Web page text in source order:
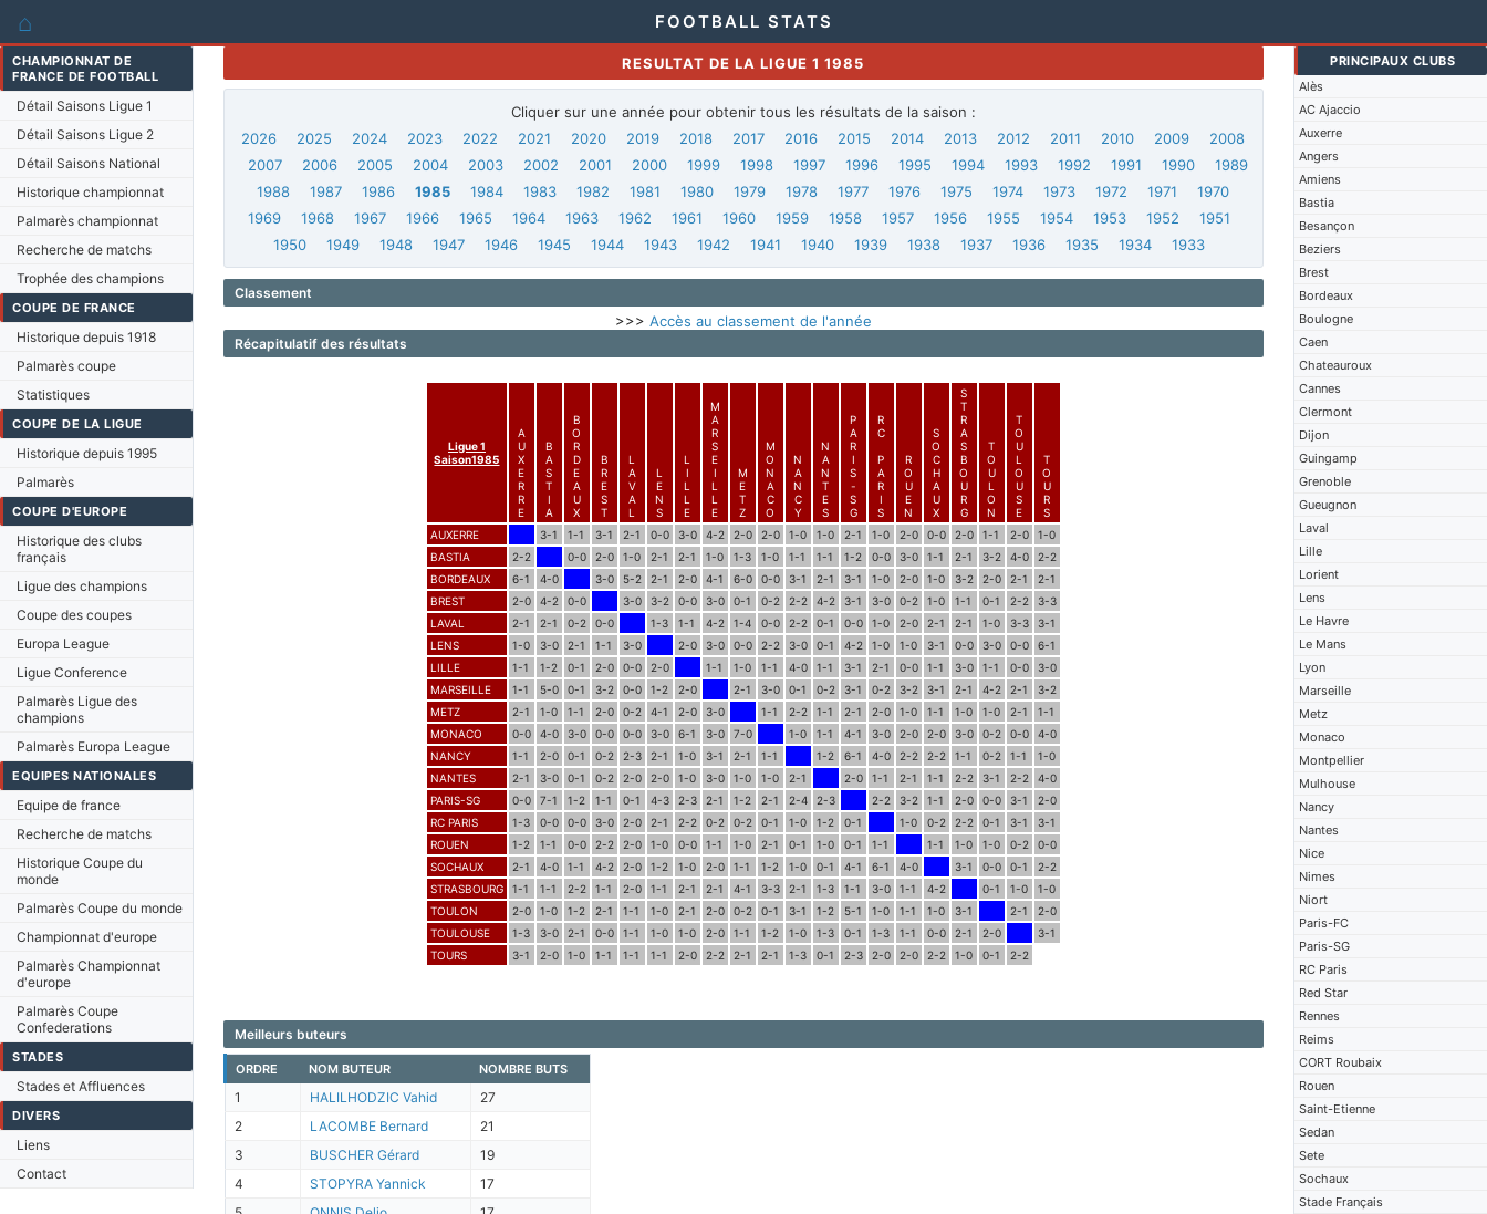
⌂ FOOTBALL STATS
CHAMPIONNAT DE
FRANCE DE FOOTBALL
Détail Saisons Ligue 1
Détail Saisons Ligue 2
Détail Saisons National
Historique championnat
Palmarès championnat
Recherche de matchs
Trophée des champions
COUPE DE FRANCE
Historique depuis 1918
Palmarès coupe
Statistiques
COUPE DE LA LIGUE
Historique depuis 1995
Palmarès
COUPE D'EUROPE
Historique des clubs
français
Ligue des champions
Coupe des coupes
Europa League
Ligue Conference
Palmarès Ligue des
champions
Palmarès Europa League
EQUIPES NATIONALES
Equipe de france
Recherche de matchs
Historique Coupe du
monde
Palmarès Coupe du monde
Championnat d'europe
Palmarès Championnat
d'europe
Palmarès Coupe
Confederations
STADES
Stades et Affluences
DIVERS
Liens
Contact
PRINCIPAUX CLUBS
Alès
AC Ajaccio
Auxerre
Angers
Amiens
Bastia
Besançon
Beziers
Brest
Bordeaux
Boulogne
Caen
Chateauroux
Cannes
Clermont
Dijon
Guingamp
Grenoble
Gueugnon
Laval
Lille
Lorient
Lens
Le Havre
Le Mans
Lyon
Marseille
Metz
Monaco
Montpellier
Mulhouse
Nancy
Nantes
Nice
Nimes
Niort
Paris-FC
Paris-SG
RC Paris
Red Star
Rennes
Reims
CORT Roubaix
Rouen
Saint-Etienne
Sedan
Sete
Sochaux
Stade Français
RESULTAT DE LA LIGUE 1 1985
Cliquer sur une année pour obtenir tous les résultats de la saison :
2026
2025 2024 2023 2022 2021 2020 2019 2018 2017 2016 2015 2014 2013 2012 2011 2010 2009
2008
2007
2006 2005 2004 2003 2002 2001 2000 1999 1998 1997 1996 1995 1994 1993 1992 1991 1990
1989
1988
1987 1986 1985 1984 1983 1982 1981 1980 1979 1978 1977 1976 1975 1974 1973 1972 1971
1970
1969
1968 1967 1966 1965 1964 1963 1962 1961 1960 1959 1958 1957 1956 1955 1954 1953 1952
1951
1950
1949 1948 1947 1946 1945 1944 1943 1942 1941 1940 1939 1938 1937 1936 1935 1934 1933
Classement
>>> Accès au classement de l'année
Récapitulatif des résultats
Ligue 1
Saison1985
A
U
X
E
R
R
E
B
A
S
T
I
A
B
O
R
D
E
A
U
X
B
R
E
S
T
L
A
V
A
L
L
E
N
S
L
I
L
L
E
M
A
R
S
E
I
L
L
E
M
E
T
Z
M
O
N
A
C
O
N
A
N
C
Y
N
A
N
T
E
S
P
A
R
I
S
-
S
G
R
C
P
A
R
I
S
R
O
U
E
N
S
O
C
H
A
U
X
S
T
R
A
S
B
O
U
R
G
T
O
U
L
O
N
T
O
U
L
O
U
S
E
T
O
U
R
S
AUXERRE
3-1 1-1 3-1 2-1 0-0 3-0 4-2 2-0 2-0 1-0 1-0 2-1 1-0 2-0 0-0 2-0 1-1 2-0
1-0
BASTIA
2-2 0-0 2-0 1-0 2-1 2-1 1-0 1-3 1-0 1-1 1-1 1-2 0-0 3-0 1-1 2-1 3-2 4-0
2-2
BORDEAUX
6-1 4-0 3-0 5-2 2-1 2-0 4-1 6-0 0-0 3-1 2-1 3-1 1-0 2-0 1-0 3-2 2-0 2-1
2-1
BREST
2-0 4-2 0-0 3-0 3-2 0-0 3-0 0-1 0-2 2-2 4-2 3-1 3-0 0-2 1-0 1-1 0-1 2-2
3-3
LAVAL
2-1 2-1 0-2 0-0 1-3 1-1 4-2 1-4 0-0 2-2 0-1 0-0 1-0 2-0 2-1 2-1 1-0 3-3
3-1
LENS
1-0 3-0 2-1 1-1 3-0 2-0 3-0 0-0 2-2 3-0 0-1 4-2 1-0 1-0 3-1 0-0 3-0 0-0
6-1
LILLE
1-1 1-2 0-1 2-0 0-0 2-0 1-1 1-0 1-1 4-0 1-1 3-1 2-1 0-0 1-1 3-0 1-1 0-0
3-0
MARSEILLE
1-1 5-0 0-1 3-2 0-0 1-2 2-0 2-1 3-0 0-1 0-2 3-1 0-2 3-2 3-1 2-1 4-2 2-1
3-2
METZ
2-1 1-0 1-1 2-0 0-2 4-1 2-0 3-0 1-1 2-2 1-1 2-1 2-0 1-0 1-1 1-0 1-0 2-1
1-1
MONACO
0-0 4-0 3-0 0-0 0-0 3-0 6-1 3-0 7-0 1-0 1-1 4-1 3-0 2-0 2-0 3-0 0-2 0-0
4-0
NANCY
1-1 2-0 0-1 0-2 2-3 2-1 1-0 3-1 2-1 1-1 1-2 6-1 4-0 2-2 2-2 1-1 0-2 1-1
1-0
NANTES
2-1 3-0 0-1 0-2 2-0 2-0 1-0 3-0 1-0 1-0 2-1 2-0 1-1 2-1 1-1 2-2 3-1 2-2
4-0
PARIS-SG
0-0 7-1 1-2 1-1 0-1 4-3 2-3 2-1 1-2 2-1 2-4 2-3 2-2 3-2 1-1 2-0 0-0 3-1
2-0
RC PARIS
1-3 0-0 0-0 3-0 2-0 2-1 2-2 0-2 0-2 0-1 1-0 1-2 0-1 1-0 0-2 2-2 0-1 3-1
3-1
ROUEN
1-2 1-1 0-0 2-2 2-0 1-0 0-0 1-1 1-0 2-1 0-1 1-0 0-1 1-1 1-1 1-0 1-0 0-2
0-0
SOCHAUX
2-1 4-0 1-1 4-2 2-0 1-2 1-0 2-0 1-1 1-2 1-0 0-1 4-1 6-1 4-0 3-1 0-0 0-1
2-2
STRASBOURG
1-1 1-1 2-2 1-1 2-0 1-1 2-1 2-1 4-1 3-3 2-1 1-3 1-1 3-0 1-1 4-2 0-1 1-0
1-0
TOULON
2-0 1-0 1-2 2-1 1-1 1-0 2-1 2-0 0-2 0-1 3-1 1-2 5-1 1-0 1-1 1-0 3-1 2-1
2-0
TOULOUSE
1-3 3-0 2-1 0-0 1-1 1-0 1-0 2-0 1-1 1-2 1-0 1-3 0-1 1-3 1-1 0-0 2-1 2-0
3-1
TOURS
3-1 2-0 1-0 1-1 1-1 1-1 2-0 2-2 2-1 2-1 1-3 0-1 2-3 2-0 2-0 2-2 1-0 0-1 2-2
Meilleurs buteurs
ORDRE NOM BUTEUR NOMBRE BUTS
1 HALILHODZIC Vahid
27
2
LACOMBE Bernard
21
3
BUSCHER Gérard
19
4
STOPYRA Yannick
17